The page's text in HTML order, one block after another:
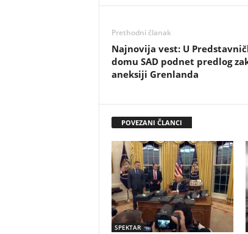
Prethodni članak
Najnovija vest: U
domu SAD podnet predlog
aneksiji Grenlanda
POVEZANI ČLANCI
SPEKTAR